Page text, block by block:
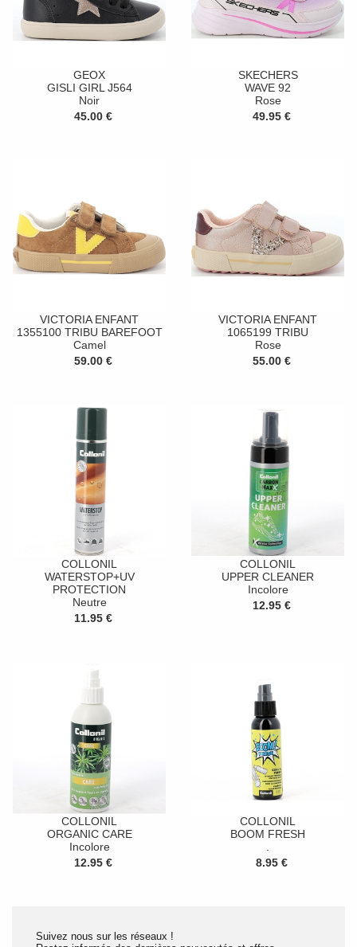
GEOX
GISLI GIRL J564
Noir
45.00 €
SKECHERS
WAVE 92
Rose
49.95 €
VICTORIA ENFANT
1355100 TRIBU BAREFOOT
Camel
59.00 €
VICTORIA ENFANT
1065199 TRIBU
Rose
55.00 €
COLLONIL
WATERSTOP+UV
PROTECTION
Neutre
11.95 €
COLLONIL
UPPER CLEANER
Incolore
12.95 €
COLLONIL
ORGANIC CARE
Incolore
12.95 €
COLLONIL
BOOM FRESH
8.95 €
Suivez nous sur les réseaux !